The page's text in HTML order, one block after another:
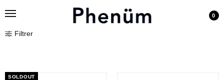
0
Filtrer
SOLDOUT